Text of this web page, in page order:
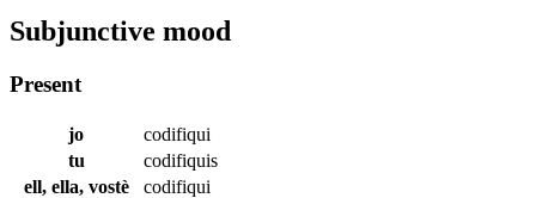
Subjunctive mood
Present
jo
codifiqui
tu
codifiquis
ell, ella, vostè
codifiqui